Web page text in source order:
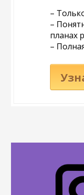
–
–
планах
–